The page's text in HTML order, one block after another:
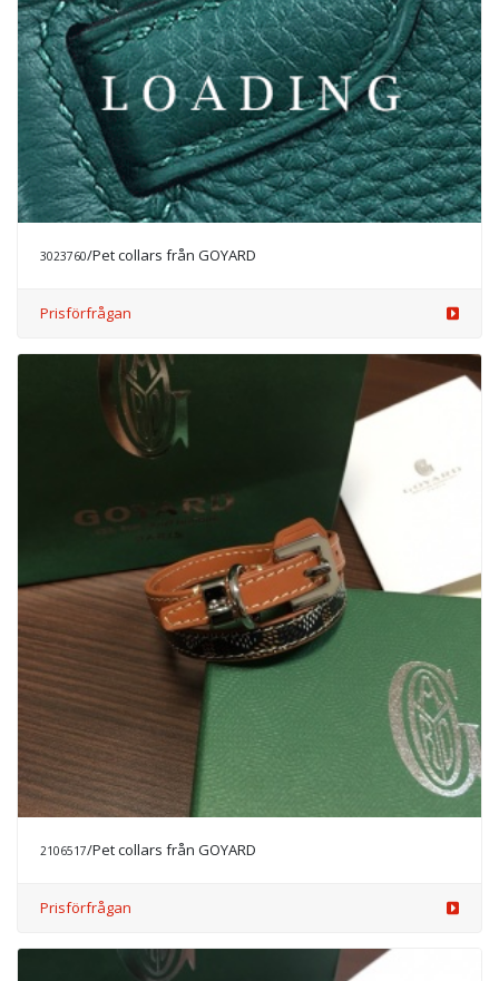
3023760/Pet collars från GOYARD
Prisförfrågan
2106517/Pet collars från GOYARD
Prisförfrågan